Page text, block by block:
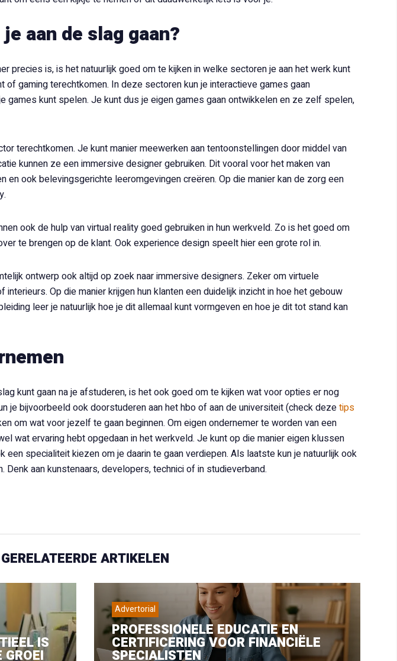
aan de slag gaan?
precies is, is het natuurlijk goed om te kijken in welke sectoren je aan het werk kunt
of gaming terechtkomen. In deze sectoren kun je interactieve games gaan
games kunt spelen. Je kunt dus je eigen games gaan ontwikkelen en ze zelf spelen,
terechtkomen. Je kunt manier meewerken aan tentoonstellingen door middel van
kunnen ze een immersive designer gebruiken. Dit vooral voor het maken van
en ook belevingsgerichte leeromgevingen creëren. Op die manier kan de zorg een
ook de hulp van virtual reality goed gebruiken in hun werkveld. Zo is het goed om
te brengen op de klant. Ook experience design speelt hier een grote rol in.
ontwerp ook altijd op zoek naar immersive designers. Zeker om virtuele
Op die manier krijgen hun klanten een duidelijk inzicht in hoe het gebouw
leer je natuurlijk hoe je dit allemaal kunt vormgeven en hoe je dit tot stand kan
kunt gaan na je afstuderen, is het ook goed om te kijken wat voor opties er nog
je bijvoorbeeld ook doorstuderen aan het hbo of aan de universiteit (check dezetips
om wat voor jezelf te gaan beginnen. Om eigen ondernemer te worden van een
wat ervaring hebt opgedaan in het werkveld. Je kunt op die manier eigen klussen
een specialiteit kiezen om je daarin te gaan verdiepen. Als laatste kun je natuurlijk ook
Denk aan kunstenaars, developers, technici of in studieverband.
GERELATEERDE ARTIKELEN
IS
Advertorial
PROFESSIONELE EDUCATIE EN
CERTIFICERING VOOR FINANCIËLE
SPECIALISTEN